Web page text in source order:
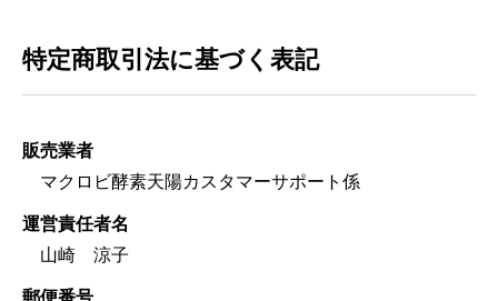
特定商取引法に基づく表記
販売業者
マクロビ酵素天陽カスタマーサポート係
運営責任者名
山崎 涼子
郵便番号